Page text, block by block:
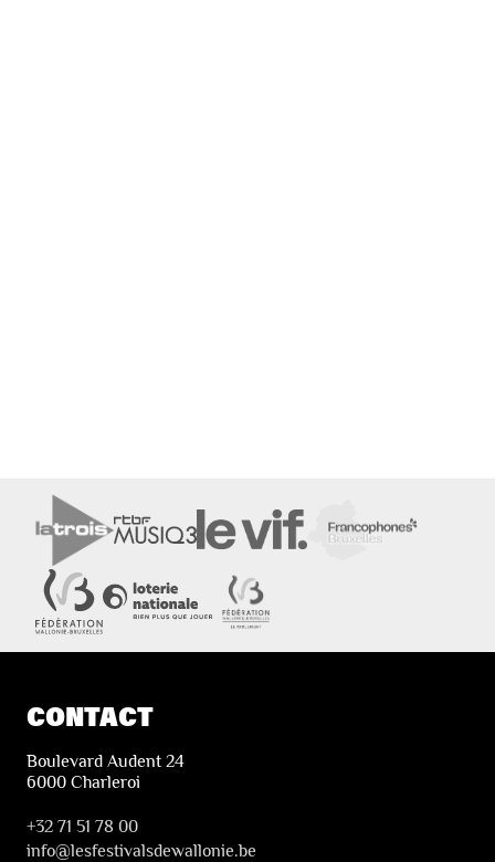
CONTACT
Boulevard Audent 24
6000 Charleroi
+32 71 51 78 00
info@lesfestivalsdewallonie.be